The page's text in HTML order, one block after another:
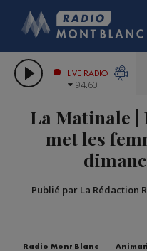
LES
GRAND
LIVE RADIO
94.60
La Matinale |
met les
Publié par La Rédaction
Radio Mont Blanc